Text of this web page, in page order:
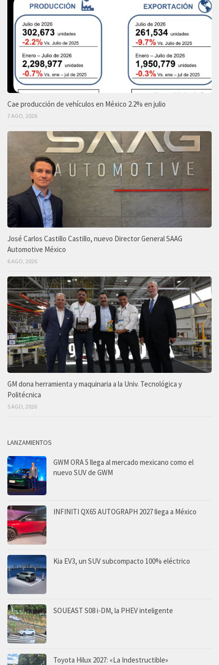
Cae producción de vehículos en México 2.2% en julio
7 AGO, 2026
José Carlos Castillo Castillo, nuevo Director General SAAG
Automotive México
6 AGO, 2026
GM dona herramienta y maquinaria a la Univ. Tecnológica y
Politécnica
5 AGO, 2026
LANZAMIENTOS
GWM ORA 5 llega al mercado mexicano como el
nuevo SUV de GWM
INFINITI QX65 AUTOGRAPH 2027 llega a México
Kia EV3, un SUV subcompacto 100% eléctrico
SOUEAST S08 i-DM, la PHEV inteligente
Toyota Hilux 2027: «La Indestructible»